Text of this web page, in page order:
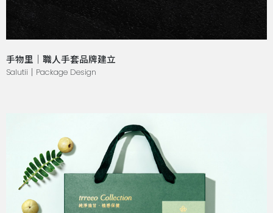
手物里｜職人手套品牌建立
Salutii｜Package Design